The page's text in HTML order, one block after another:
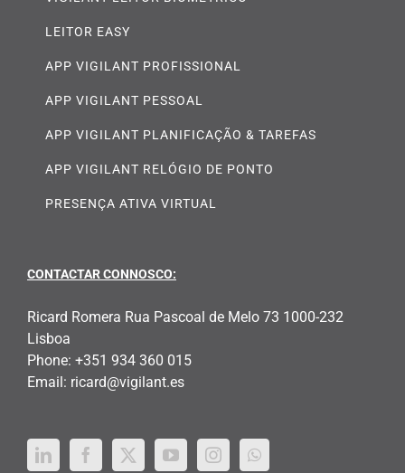
LEITOR EASY
APP VIGILANT PROFISSIONAL
APP VIGILANT PESSOAL
APP VIGILANT PLANIFICAÇÃO & TAREFAS
APP VIGILANT RELÓGIO DE PONTO
PRESENÇA ATIVA VIRTUAL
CONTACTAR CONNOSCO:
Ricard Romera Rua Pascoal de Melo 73 1000-232
Lisboa
Phone: +351 934 360 015
Email: ricard@vigilant.es